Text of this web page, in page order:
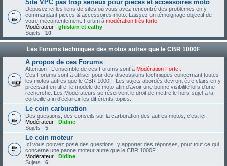
Site VPC pas trop sérieux pour pièces et accessoires moto
Déposez ici les liens de sites où vous avez rencontré des problèmes en y
commandant pièces & accessoires moto. Laissez un témoignage objectif de
votre mécontentement. Forum à modération très forte
Modérateur : ghislain et cathy
Sujets : 10
Les Forums techniques des motos autres que le CBR 1000F
A propos de ces Forums
Attention ! L'ensemble de ces Forums sont à Modération Forte :
Ces Forums sont à utiliser pour des discussions techniques concernant toutes
les motos autres que le CBR 1000F. Les sujets abordés devront être clairs en y
précisant en titre, le modèle de moto afin d'avoir une bonne visibilité lors d'une
recherche. Les Modérateurs se réservent le droit de mettre le hors-sujet à la
corbeille afin d'éclaircir les différents topics.
Le coin carburation
Des questions, des conseils sur la carburation des autres motos, c'est ici.
Modérateur : Didine
Sujets : 5
Le coin moteur
Ici vous pouvez posé des questions, y apporter des réponses, pour tout ce qui
concerne une panne moteur autre que le CBR 1000F.
Modérateur : Didine
Sujets : 6